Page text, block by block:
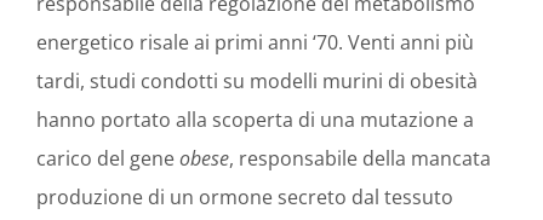
energetico risale ai primi anni ‘70. Venti anni più
tardi, studi condotti su modelli murini di obesità
hanno portato alla scoperta di una mutazione a
carico del geneobese, responsabile della mancata
produzione di un ormone secreto dal tessuto